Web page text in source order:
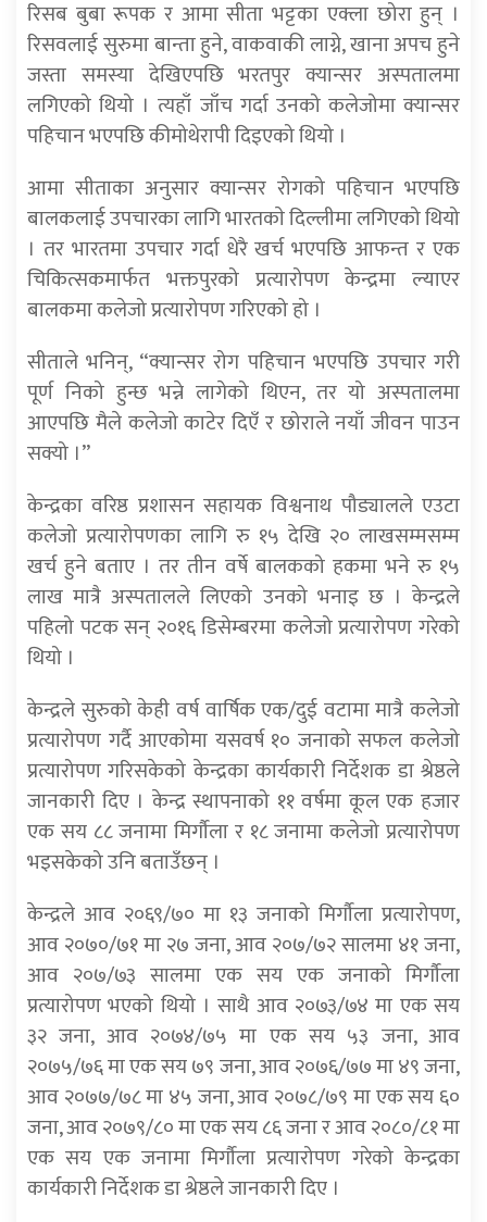
रिसब बुबा रूपक र आमा सीता भट्टका एक्ला छोरा हुन् ।
रिसवलाई सुरुमा बान्ता हुने, वाकवाकी लाग्ने, खाना अपच हुने
जस्ता समस्या देखिएपछि भरतपुर क्यान्सर अस्पतालमा
लगिएको थियो । त्यहाँ जाँच गर्दा उनको कलेजोमा क्यान्सर
पहिचान भएपछि कीमोथेरापी दिइएको थियो ।
आमा सीताका अनुसार क्यान्सर रोगको पहिचान भएपछि
बालकलाई उपचारका लागि भारतकाे दिल्लीमा लगिएको थियो
। तर भारतमा उपचार गर्दा धेरै खर्च भएपछि आफन्त र एक
चिकित्सकमार्फत भक्तपुरको प्रत्यारोपण केन्द्रमा ल्याएर
बालकमा कलेजो प्रत्यारोपण गरिएको हो ।
सीताले भनिन्, “क्यान्सर रोग पहिचान भएपछि उपचार गरी
पूर्ण निको हुन्छ भन्ने लागेको थिएन, तर यो अस्पतालमा
आएपछि मैले कलेजो काटेर दिएँ र छोराले नयाँ जीवन पाउन
सक्यो ।”
केन्द्रका वरिष्ठ प्रशासन सहायक विश्वनाथ पौड्यालले एउटा
कलेजो प्रत्यारोपणका लागि रु १५ देखि २० लाखसम्मसम्म
खर्च हुने बताए । तर तीन वर्षे बालकको हकमा भने रु १५
लाख मात्रै अस्पतालले लिएको उनको भनाइ छ । केन्द्रले
पहिलो पटक सन् २०१६ डिसेम्बरमा कलेजो प्रत्यारोपण गरेको
थियो ।
केन्द्रले सुरुको केही वर्ष वार्षिक एक/दुई वटामा मात्रै कलेजो
प्रत्यारोपण गर्दै आएकोमा यसवर्ष १० जनाको सफल कलेजो
प्रत्यारोपण गरिसकेको केन्द्रका कार्यकारी निर्देशक डा श्रेष्ठले
जानकारी दिए । केन्द्र स्थापनाको ११ वर्षमा कूल एक हजार
एक सय ८८ जनामा मिर्गौला र १८ जनामा कलेजो प्रत्यारोपण
भइसकेको उनि बताउँछन् ।
केन्द्रले आव २०६९/७० मा १३ जनाको मिर्गौला प्रत्यारोपण,
आव २०७०/७१ मा २७ जना, आव २०७/७२ सालमा ४१ जना,
आव २०७/७३ सालमा एक सय एक जनाको मिर्गौला
प्रत्यारोपण भएको थियो । साथै आव २०७३/७४ मा एक सय
३२ जना, आव २०७४/७५ मा एक सय ५३ जना, आव
२०७५/७६ मा एक सय ७९ जना, आव २०७६/७७ मा ४९ जना,
आव २०७७/७८ मा ४५ जना, आव २०७८/७९ मा एक सय ६०
जना, आव २०७९/८० मा एक सय ८६ जना र आव २०८०/८१ मा
एक सय एक जनामा मिर्गौला प्रत्यारोपण गरेको केन्द्रका
कार्यकारी निर्देशक डा श्रेष्ठले जानकारी दिए ।